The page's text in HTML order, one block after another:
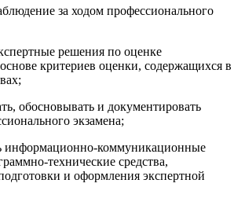
за ходом профессионального
решения по оценке
критериев оценки, содержащихся в
обосновывать и документировать
экзамена;
коммуникационные
технические средства,
и оформления экспертной